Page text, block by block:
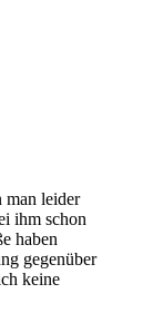
man leider
ihm schon
haben
gegenüber
keine